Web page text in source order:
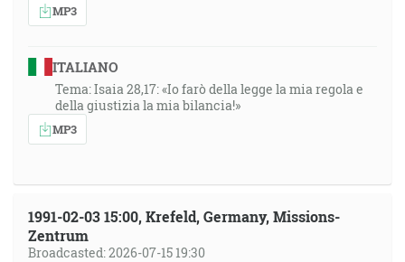
MP3
ITALIANO
Tema: Isaia 28,17: «Io farò della legge la mia regola e
della giustizia la mia bilancia!»
MP3
1991-02-03 15:00, Krefeld, Germany, Missions-
Zentrum
Broadcasted: 2026-07-15 19:30